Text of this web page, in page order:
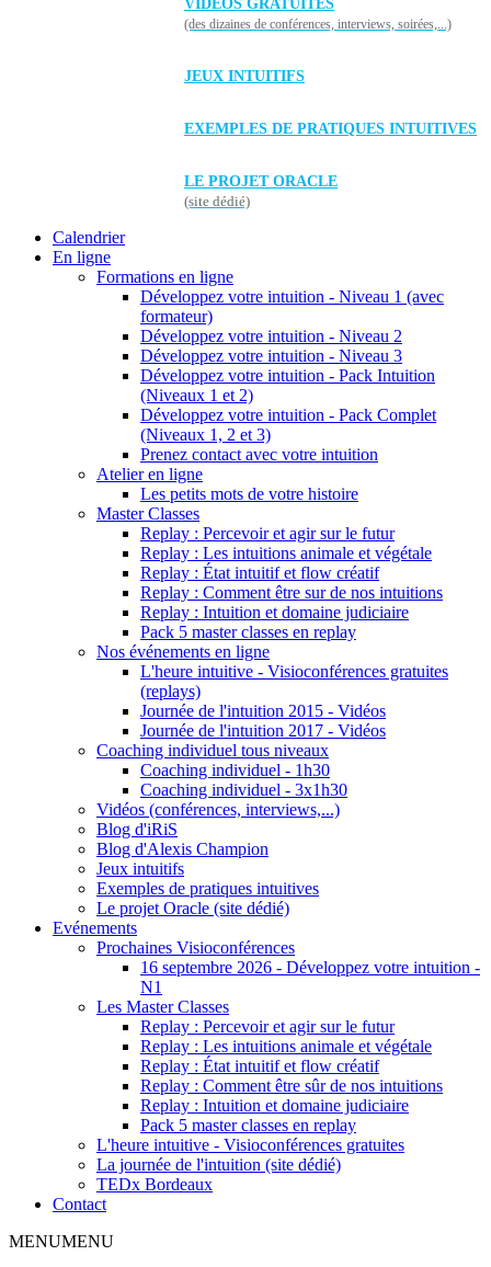
VIDÉOS GRATUITES
(des dizaines de conférences, interviews, soirées,...)
JEUX INTUITIFS
EXEMPLES DE PRATIQUES INTUITIVES
LE PROJET ORACLE
(site dédié)
Calendrier
En ligne
Formations en ligne
Développez votre intuition - Niveau 1 (avec
formateur)
Développez votre intuition - Niveau 2
Développez votre intuition - Niveau 3
Développez votre intuition - Pack Intuition
(Niveaux 1 et 2)
Développez votre intuition - Pack Complet
(Niveaux 1, 2 et 3)
Prenez contact avec votre intuition
Atelier en ligne
Les petits mots de votre histoire
Master Classes
Replay : Percevoir et agir sur le futur
Replay : Les intuitions animale et végétale
Replay : État intuitif et flow créatif
Replay : Comment être sur de nos intuitions
Replay : Intuition et domaine judiciaire
Pack 5 master classes en replay
Nos événements en ligne
L'heure intuitive - Visioconférences gratuites
(replays)
Journée de l'intuition 2015 - Vidéos
Journée de l'intuition 2017 - Vidéos
Coaching individuel tous niveaux
Coaching individuel - 1h30
Coaching individuel - 3x1h30
Vidéos (conférences, interviews,...)
Blog d'iRiS
Blog d'Alexis Champion
Jeux intuitifs
Exemples de pratiques intuitives
Le projet Oracle (site dédié)
Evénements
Prochaines Visioconférences
16 septembre 2026 - Développez votre intuition -
N1
Les Master Classes
Replay : Percevoir et agir sur le futur
Replay : Les intuitions animale et végétale
Replay : État intuitif et flow créatif
Replay : Comment être sûr de nos intuitions
Replay : Intuition et domaine judiciaire
Pack 5 master classes en replay
L'heure intuitive - Visioconférences gratuites
La journée de l'intuition (site dédié)
TEDx Bordeaux
Contact
MENUMENU